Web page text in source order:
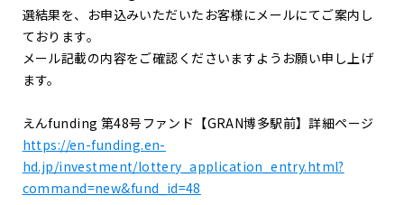
選結果を、お申込みいただいたお客様にメールにてご案内し
ております。
メール記載の内容をご確認くださいますようお願い申し上げ
ます。
えんfunding 第48号ファンド【GRAN博多駅前】詳細ページ
https://en-funding.en-
hd.jp/investment/lottery_application_entry.html?
command=new&fund_id=48